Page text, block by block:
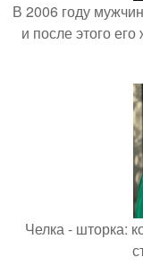
В 2006 году
и после этого
Челка - шторка: